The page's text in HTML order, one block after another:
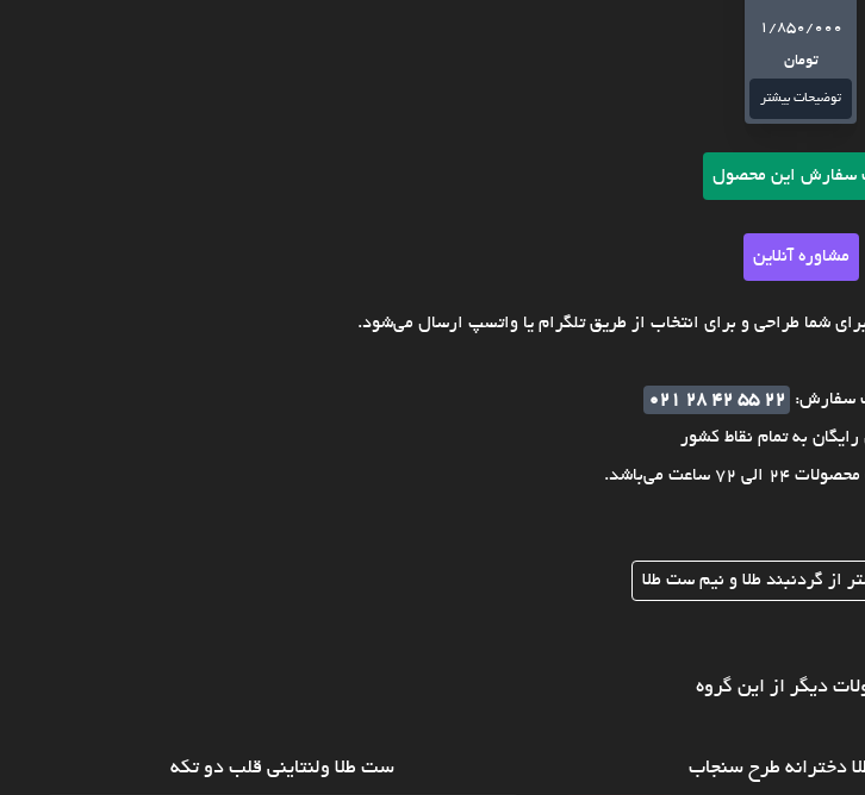
1/850/000
تومان
توضیحات بیشتر
سفارش این محصول
مشاوره آنلاین
شما طراحی و برای انتخاب از طریق تلگرام یا واتسپ ارسال می‌شود.
سفارش:
021 28 42 55 22
به تمام نقاط کشور
ساعت می‌باشد.
از گردنبند طلا و نیم ست طلا
دیگر از این گروه
دخترانه طرح سنجاب ست طلا ولنتاینی قلب دو تکه